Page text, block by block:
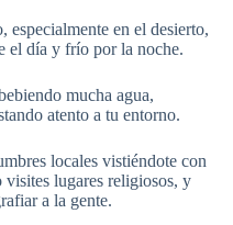
en el desierto,
el día y frío por la noche.
mucha agua,
atento a tu entorno.
locales vistiéndote con
visites lugares religiosos, y
a la gente.